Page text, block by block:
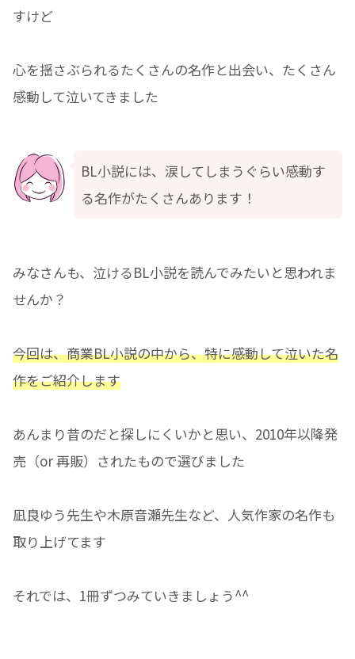
すけど
心を揺さぶられるたくさんの名作と出会い、たくさん
感動して泣いてきました
BL小説には、涙してしまうぐらい感動す
る名作がたくさんあります！
みなさんも、泣けるBL小説を読んでみたいと思われま
せんか？
今回は、商業BL小説の中から、特に感動して泣いた名
作をご紹介します
あんまり昔のだと探しにくいかと思い、2010年以降発
売（or 再販）されたもので選びました
凪良ゆう先生や木原音瀬先生など、人気作家の名作も
取り上げてます
それでは、1冊ずつみていきましょう^^